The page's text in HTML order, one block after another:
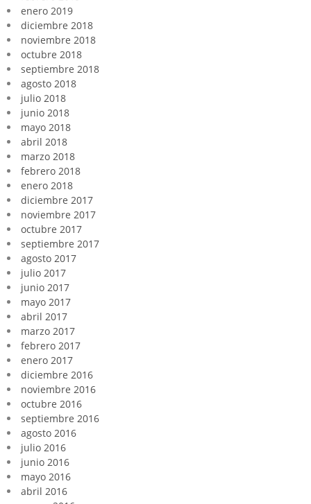
enero 2019
diciembre 2018
noviembre 2018
octubre 2018
septiembre 2018
agosto 2018
julio 2018
junio 2018
mayo 2018
abril 2018
marzo 2018
febrero 2018
enero 2018
diciembre 2017
noviembre 2017
octubre 2017
septiembre 2017
agosto 2017
julio 2017
junio 2017
mayo 2017
abril 2017
marzo 2017
febrero 2017
enero 2017
diciembre 2016
noviembre 2016
octubre 2016
septiembre 2016
agosto 2016
julio 2016
junio 2016
mayo 2016
abril 2016